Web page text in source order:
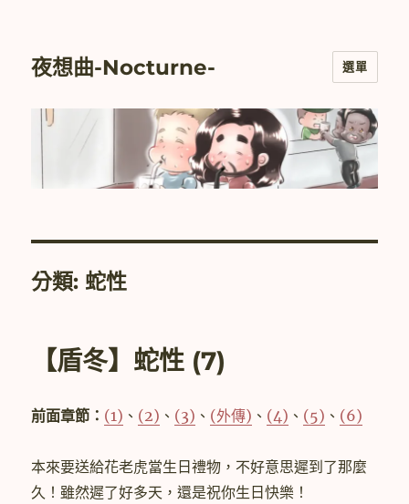
夜想曲-Nocturne- 選單
分類: 蛇性
【盾冬】蛇性 (7)
前面章節： (1) 、 (2) 、 (3) 、 (外傳) 、 (4) 、 (5) 、 (6)
本來要送給花老虎當生日禮物，不好意思遲到了那麼
久！雖然遲了好多天，還是祝你生日快樂！